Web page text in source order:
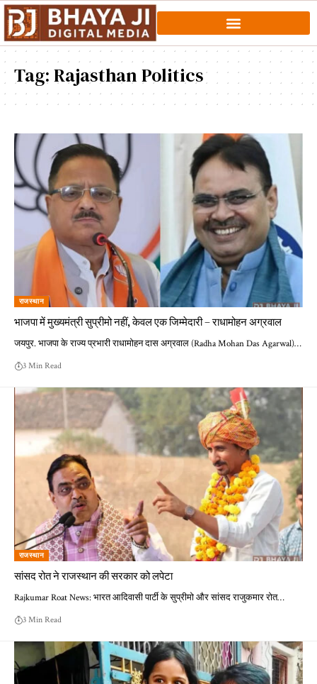
Tag:Rajasthan Politics
राजस्थान
भाजपा में मुख्यमंत्री सुप्रीमो नहीं, केवल एक जिम्मेदारी – राधामोहन अग्रवाल
जयपुर. भाजपा के राज्य प्रभारी राधामोहन दास अग्रवाल (Radha Mohan Das Agarwal)…
3 Min Read
राजस्थान
सांसद रोत ने राजस्थान की सरकार को लपेटा
Rajkumar Roat News: भारत आदिवासी पार्टी के सुप्रीमो और सांसद राजुकमार रोत…
3 Min Read